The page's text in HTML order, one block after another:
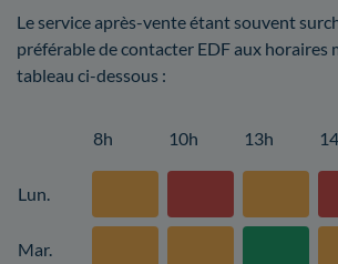
Le service après-vente étant souvent
préférable de contacter EDF aux horaires
tableau ci-dessous :
8h 10h 13h
Lun.
Mar.